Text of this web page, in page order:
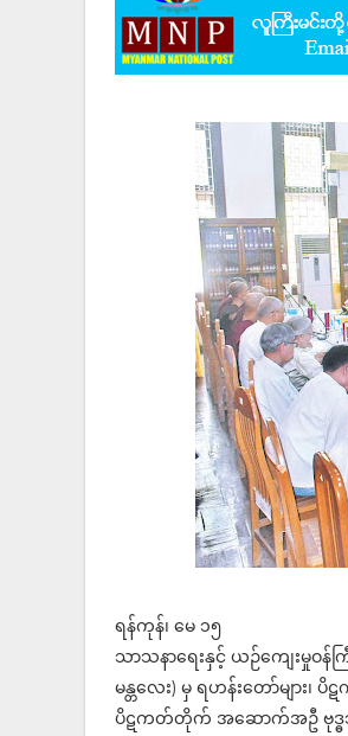
ရန်ကုန်၊ မေ ၁၅
သာသနာရေးနှင့် ယဉ်ကျေးမှုဝ
မန္တလေး) မှ ရဟန်းတော်များ
ပိဋကတ်တိုက် အဆောက်အဦ ဗု